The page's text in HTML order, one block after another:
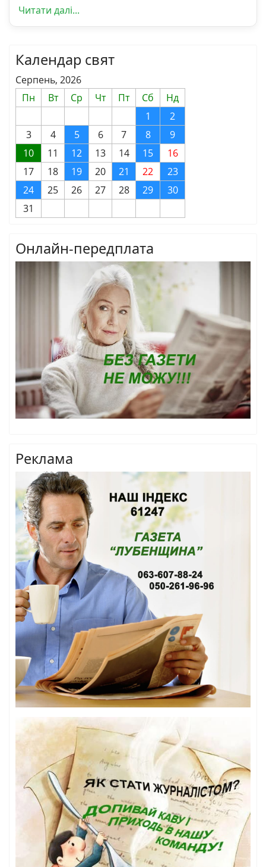
Читати далі...
Календар свят
Серпень, 2026
Пн
Вт Ср Чт Пт Сб
Нд
1
2
3
4 5 6 7 8
9
10
11 12 13 14 15
16
17
18 19 20 21 22
23
24
25 26 27 28 29
30
31
Онлайн-передплата
Реклама